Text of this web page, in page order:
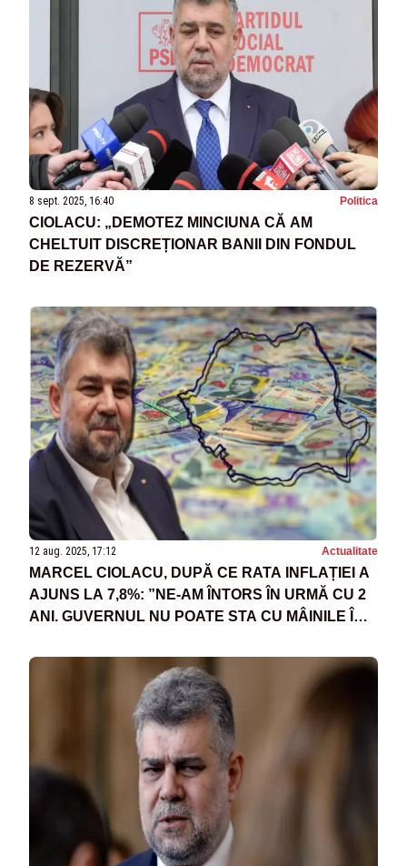
8 sept. 2025, 16:40 Politica
CIOLACU: „DEMOTEZ MINCIUNA CĂ AM
CHELTUIT DISCREȚIONAR BANII DIN FONDUL
DE REZERVĂ”
12 aug. 2025, 17:12 Actualitate
MARCEL CIOLACU, DUPĂ CE RATA INFLAȚIEI A
AJUNS LA 7,8%: ”NE-AM ÎNTORS ÎN URMĂ CU 2
ANI. GUVERNUL NU POATE STA CU MÂINILE ÎN